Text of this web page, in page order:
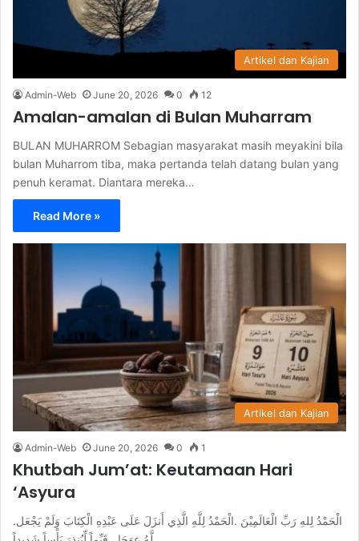
Artikel dan Kajian
Admin-Web June 20, 2026 0 12
Amalan-amalan di Bulan Muharram
BULAN MUHARROM Sebagian masyarakat masih meyakini bila
bulan Muharrom tiba, maka pertanda telah datang bulan yang
penuh keramat. Diantara mereka…
Read More »
Artikel dan Kajian
Admin-Web June 20, 2026 0 1
Khutbah Jum’at: Keutamaan Hari
‘Asyura
.الْحَمْدُ لِلهِ رَبِّ الْعَالَمِيْنَ .الْحَمْدُ لِلَّهِ الَّذِي أَنزَلَ عَلَى عَبْدِهِ الْكِتَابَ وَلَمْ يَجْعَل